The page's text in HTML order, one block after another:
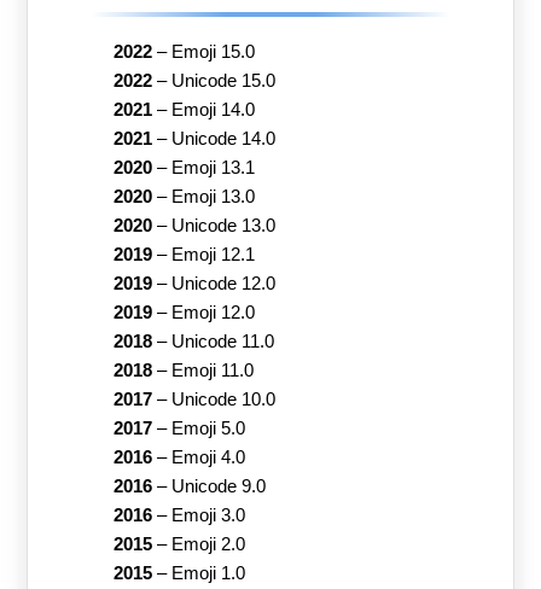
2022– Emoji 15.0
2022– Unicode 15.0
2021– Emoji 14.0
2021– Unicode 14.0
2020– Emoji 13.1
2020– Emoji 13.0
2020– Unicode 13.0
2019– Emoji 12.1
2019– Unicode 12.0
2019– Emoji 12.0
2018– Unicode 11.0
2018– Emoji 11.0
2017– Unicode 10.0
2017– Emoji 5.0
2016– Emoji 4.0
2016– Unicode 9.0
2016– Emoji 3.0
2015– Emoji 2.0
2015– Emoji 1.0